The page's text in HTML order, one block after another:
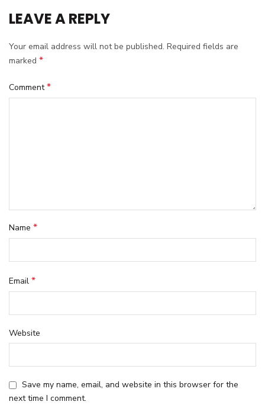
LEAVE A REPLY
Your email address will not be published. Required fields are
marked *
Comment*
Name *
Email *
Website
Save my name, email, and website in this browser for the
next time I comment.